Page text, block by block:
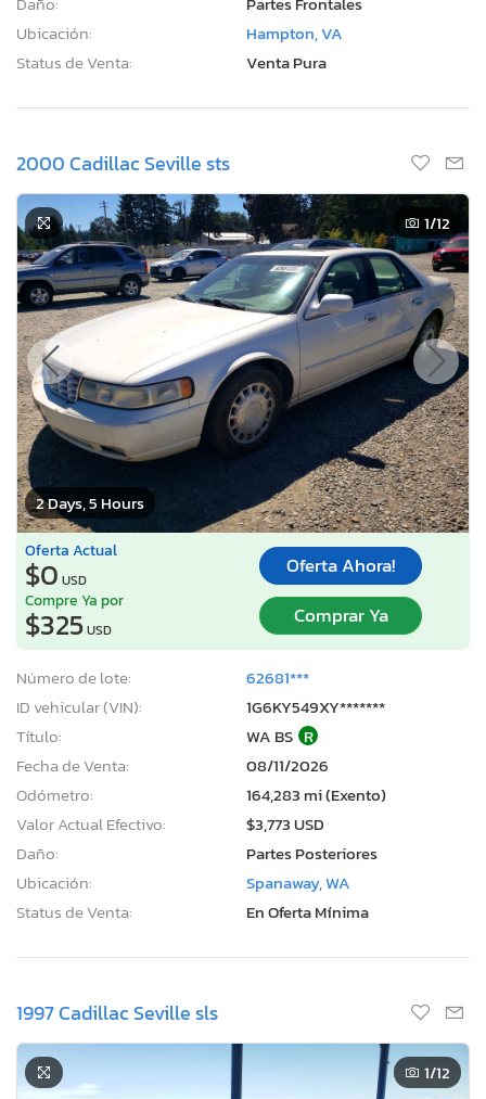
Ubicación:
Hampton, VA
Status de Venta:
Venta Pura
2000 Cadillac Seville sts
2 Days, 5 Hours
1/12
Oferta Actual
$0 USD
Oferta Ahora!
Compre Ya por
$325USD
Comprar Ya
Número de lote:
62681***
ID vehicular (VIN):
1G6KY549XY*******
Título:
WA BS R
Fecha de Venta:
08/11/2026
Odómetro:
164,283 mi (Exento)
Valor Actual Efectivo:
$3,773 USD
Daño:
Partes Posteriores
Ubicación:
Spanaway, WA
Status de Venta:
En Oferta Mínima
1997 Cadillac Seville sls
1/12